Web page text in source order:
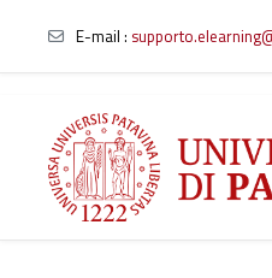
Vai al contenuto principale
E-mail :